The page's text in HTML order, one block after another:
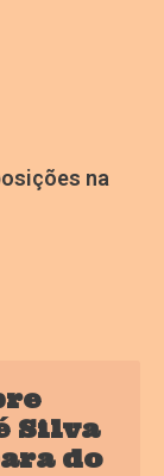
na
Silva
do